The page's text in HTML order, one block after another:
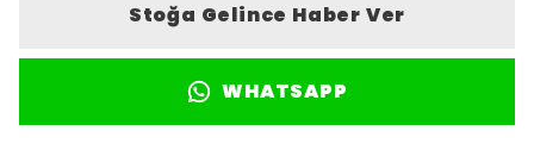
Stoğa Gelince Haber Ver
WHATSAPP